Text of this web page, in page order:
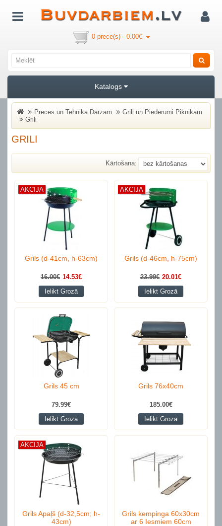
0 prece(s) - 0.00€
Katalogs
Preces un Tehnika Dārzam
Grili un Piederumi Piknikam
Grili
GRILI
Kārtošana:
AKCIJA
Grils (d-41cm, h-63cm)
16.00€ 14.53€
Ielikt Grozā
AKCIJA
Grils (d-46cm, h-75cm)
23.99€ 20.01€
Ielikt Grozā
Grils 45 cm
79.99€
Ielikt Grozā
Grils 76x40cm
185.00€
Ielikt Grozā
AKCIJA
Grils Apaļš (d-32,5cm; h-
43cm)
Grils kempinga 60x30cm
ar 6 Iesmiem 60cm